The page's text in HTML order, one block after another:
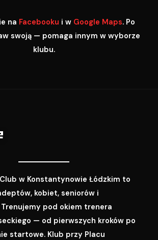
na Facebooku i w Google Maps. Po
swoją — pomaga innym w wyborze
klubu.
w Konstantynowie Łódzkim to
kobiet, seniorów i
pod okiem trenera
— od pierwszych kroków po
startowe. Klub przy Placu